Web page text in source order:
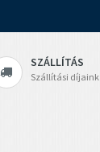
SZÁLLÍTÁS
Szállítási díjaink